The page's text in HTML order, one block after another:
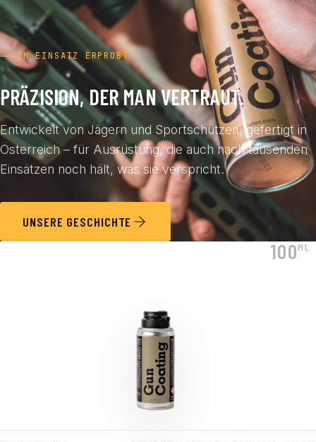
IM EINSATZ ERPROBT
PRÄZISION, DER MAN VERTRAUT.
Entwickelt von Jägern und Sportschützen, gefertigt in
Österreich – für Ausrüstung, die auch nach tausenden
Einsätzen noch hält, was sie verspricht.
UNSERE GESCHICHTE
100ML